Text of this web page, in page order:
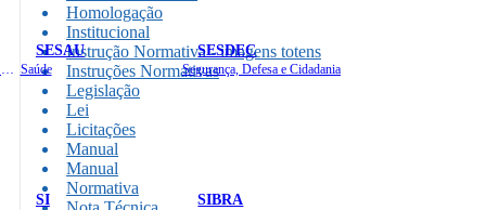
SESAU
Saúde
SESDEC
Segurança, Defesa e Cidadania
SI SIBRA
Homologação
Institucional
Instrução Normativa - imagens totens
Instruções Normativas
Legislação
Lei
Licitações
Manual
Manual
Normativa